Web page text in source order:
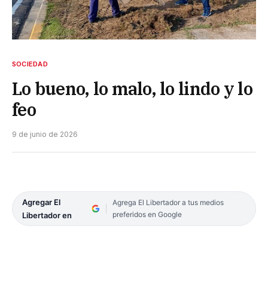
SOCIEDAD
Lo bueno, lo malo, lo lindo y lo
feo
9 de junio de 2026
Agregar El
Libertador en
Agrega El Libertador a tus medios
preferidos en Google